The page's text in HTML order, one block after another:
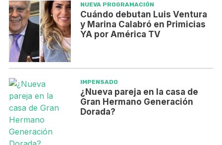
NUEVA PROGRAMACIÓN
Cuándo debutan Luis Ventura
y Marina Calabró en Primicias
YA por América TV
IMPENSADO
¿Nueva pareja en la casa de
Gran Hermano Generación
Dorada?